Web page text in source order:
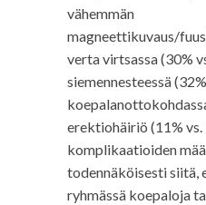
vähemmän
magneettikuvaus/
verta virtsassa (30%
siemennesteessä
erektiohäiriö (11% vs.
komplikaatioiden
todennäköisesti siitä,
ryhmässä koepaloja